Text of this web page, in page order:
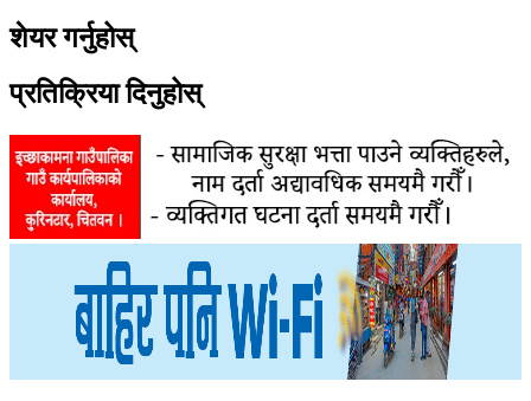
शेयर गर्नुहोस्
प्रतिक्रिया दिनुहोस्